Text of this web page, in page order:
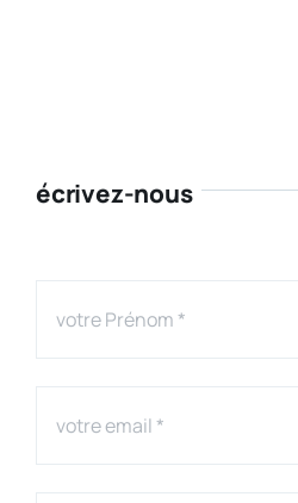
écrivez-nous